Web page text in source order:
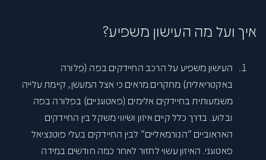
איך ועל מה העישון משפיע?
העישון משפיע על הרכב החיידקים בפה (פלורה
באקטריאלית) מחקרים מראים כי אצל המעשן, קיימת עלייה
משמעותית בחיידקים אלימים (פאטוגניים) בפלורה בפה
ובלוע. בדרך כלל קיים איזון ושיווי משקל בין החיידקים
האראוביים ״הנורמאליים״ לבין החיידקים בעלי פוטנציאל
פאטוגני. האיזון עשוי לחזור לאחר כמה חודשים במידה